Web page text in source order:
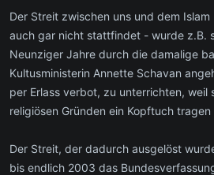
Der Streit zwischen uns und dem
auch gar nicht stattfindet - wurde z.B.
Neunziger Jahre durch die damalige
Kultusministerin Annette Schavan
per Erlass verbot, zu unterrichten, weil
religiösen Gründen ein Kopftuch tragen
Der Streit, der dadurch ausgelöst
bis endlich 2003 das